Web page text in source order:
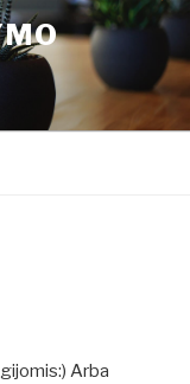
Arba